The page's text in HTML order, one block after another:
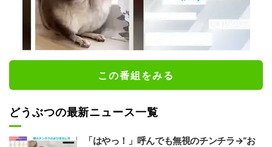
この番組をみる
どうぶつの最新ニュース一覧
「はやっ！」呼んでも無視のチンチラ→“お